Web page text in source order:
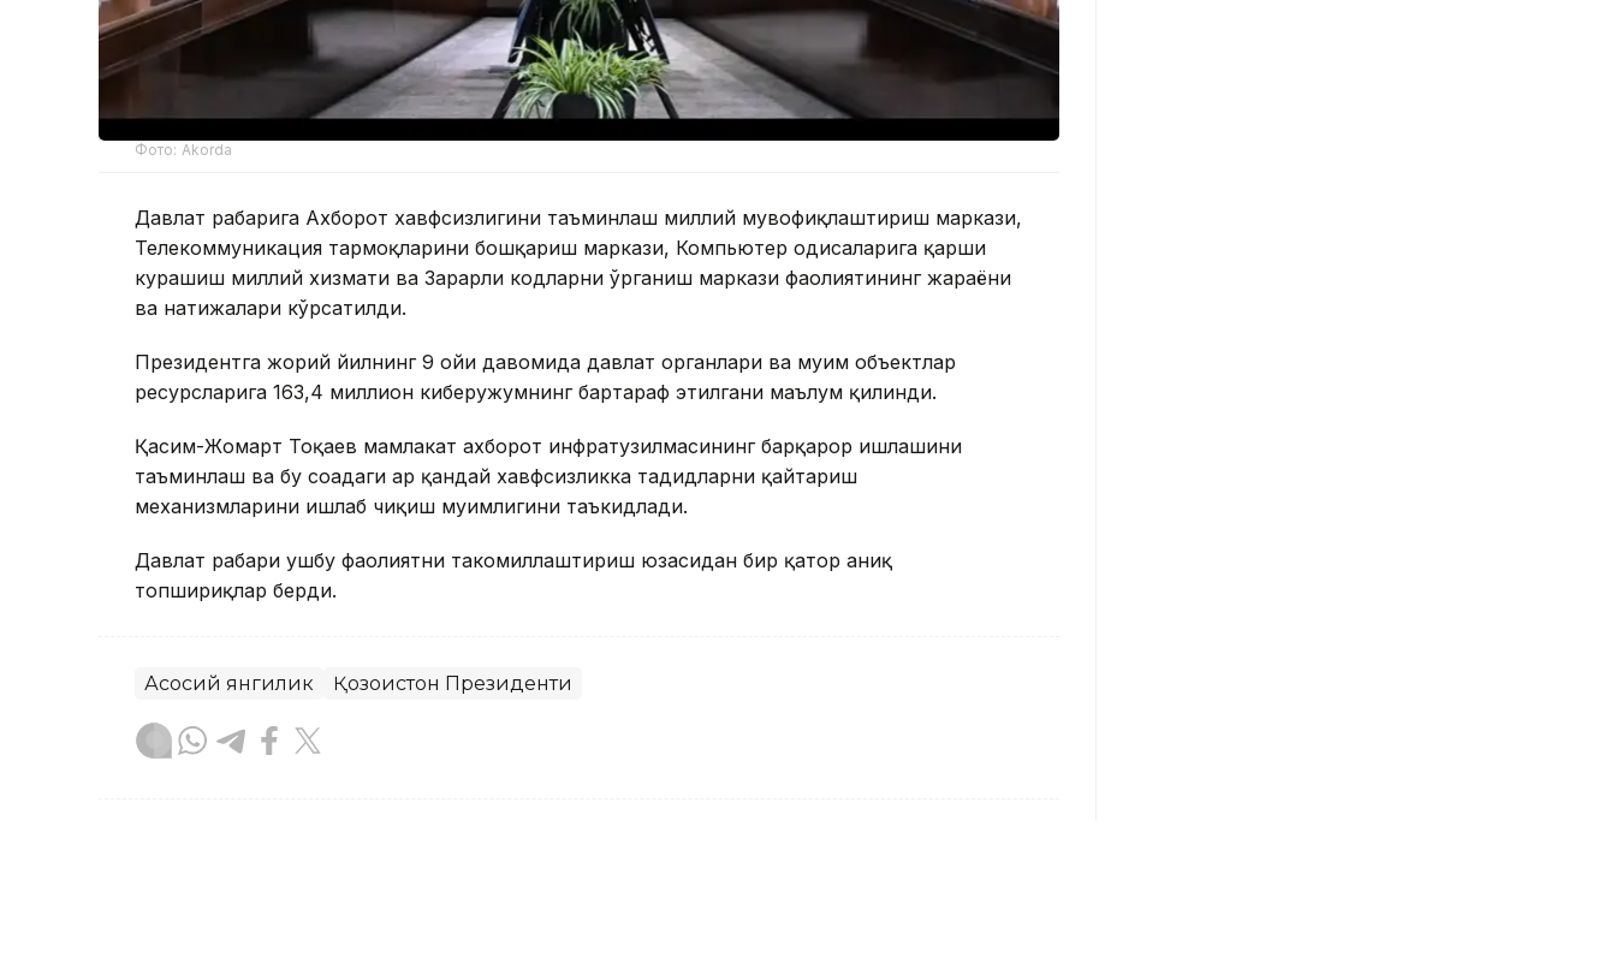
Фото: Akorda
Давлат раҳбарига Ахборот хавфсизлигини таъминлаш миллий мувофиқлаштириш маркази,
Телекоммуникация тармоқларини бошқариш маркази, Компьютер ҳодисаларига қарши
курашиш миллий хизмати ва Зарарли кодларни ўрганиш маркази фаолиятининг жараёни
ва натижалари кўрсатилди.
Президентга жорий йилнинг 9 ойи давомида давлат органлари ва муҳим объектлар
ресурсларига 163,4 миллион киберҳужумнинг бартараф этилгани маълум қилинди.
Қасим-Жомарт Тоқаев мамлакат ахборот инфратузилмасининг барқарор ишлашини
таъминлаш ва бу соҳадаги ҳар қандай хавфсизликка таҳдидларни қайтариш
механизмларини ишлаб чиқиш муҳимлигини таъкидлади.
Давлат раҳбари ушбу фаолиятни такомиллаштириш юзасидан бир қатор аниқ
топшириқлар берди.
Асосий янгилик Қозоғистон Президенти